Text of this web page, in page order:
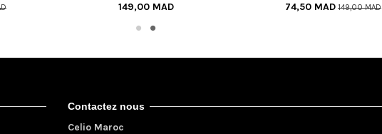
149,00 MAD
74,50 MAD 149,00 MAD
Contactez nous
Celio Maroc